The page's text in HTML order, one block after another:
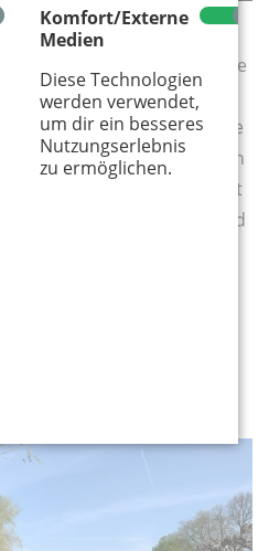
Komfort/Externe
Medien
Diese Technologien
werden verwendet,
um dir ein besseres
Nutzungserlebnis
zu ermöglichen.
wo früher Gäste wahlweise
in der Sonne
oder eine Rhabarberschorle
das eigentlich Magische an
Rheinstrandes. Jetzt gibt
der Strand übt auf Jung und
sucht. Bei fast
des Kölner
die Mitglieder zu ihren
ist zu schön, denn hier
und die Füße in
Pause einlegen.